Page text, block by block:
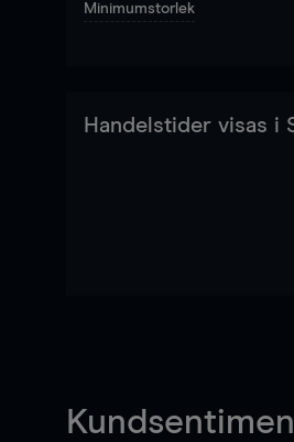
Minimumstorlek
Handelstider visas i